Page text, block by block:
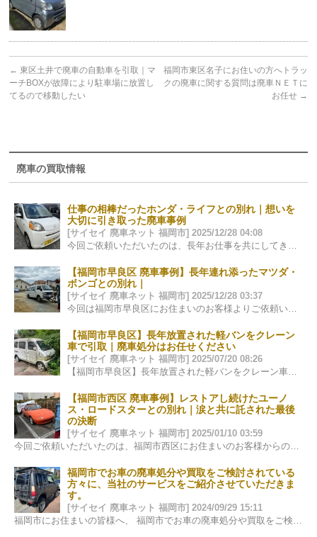
← 東区土井で廃車の自動車を引取｜マ
ーチBOXが故障により駐車場に放置し
てるので移動したい
福岡市東区名子にお住いの方へトラッ
クの廃車に関する質問は廃車ＮＥＴに
お任せ →
廃車の買取情報
仕事の相棒だったホンダ・ライフとの別れ｜想いを
大切に引き取った廃車事例
[サイセイ 廃車ネット 福岡市] 2025/12/28 04:08
今回ご依頼いただいたのは、長年お仕事を共にしてきた ホンダ・ライフの廃車のご相談でした。 軽自動車という枠を超え、 この一台は、…
【福岡市早良区 廃車事例】長年連れ添ったマツダ・
ボンゴとの別れ｜
[サイセイ 廃車ネット 福岡市] 2025/12/28 03:37
今回は福岡市早良区にお住まいのお客様よりご依頼いただいた、 マツダ・ボンゴの廃車事例をご紹介します。 廃車と聞くと「処分」「手続き…
【福岡市早良区】長年放置された軽バンをクレーン
車で引取｜廃車処分はお任せください
[サイセイ 廃車ネット 福岡市] 2025/07/20 08:26
【福岡市早良区】長年放置された軽バンをクレーン車で引取対応しました 先日、福岡市早良区にて、長い間ご自宅の片隅に静かに眠っていた軽バンの…
【福岡市西区 廃車事例】レストアし続けたユーノ
ス・ロードスターとの別れ｜涙と共に託された最後
の決断
[サイセイ 廃車ネット 福岡市] 2025/01/10 03:59
今回ご依頼いただいたのは、福岡市西区にお住まいのお客様からの廃車のご相談でした。 車種は、今もなお多くのファンに愛され続けているユーノス・ロ…
福岡市でお車の廃車処分や買取をご検討されている
方々に、当社のサービスをご紹介させていただきま
す。
[サイセイ 廃車ネット 福岡市] 2024/09/29 15:11
福岡市にお住まいの皆様へ、 福岡市でお車の廃車処分や買取をご検討されている方々に、当社のサービスをご紹介させていただきます。自動車は日々の生活に欠…